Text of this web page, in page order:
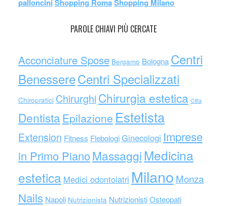
palloncini Shopping RomaShopping Milano
PAROLE CHIAVI PIÙ CERCATE
Acconciature Spose Bergamo Bologna Centri
BenessereCentri Specializzati
Chiropratici ChirurghiChirurgia estetica Citta
Dentista Epilazione Estetista
Extension Fitness FlebologiGinecologi Imprese
in Primo PianoMassaggiMedicina
estetica Medici odontoiatri Milano Monza
Nails Napoli Nutrizionista NutrizionistiOsteopati